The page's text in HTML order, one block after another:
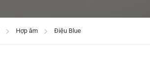
Hợp âm Điệu Blue